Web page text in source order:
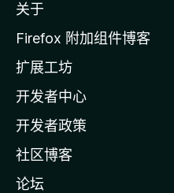
i
l
a
主
页
关于
Firefox 附加组件博客
扩展工坊
开发者中心
开发者政策
社区博客
论坛